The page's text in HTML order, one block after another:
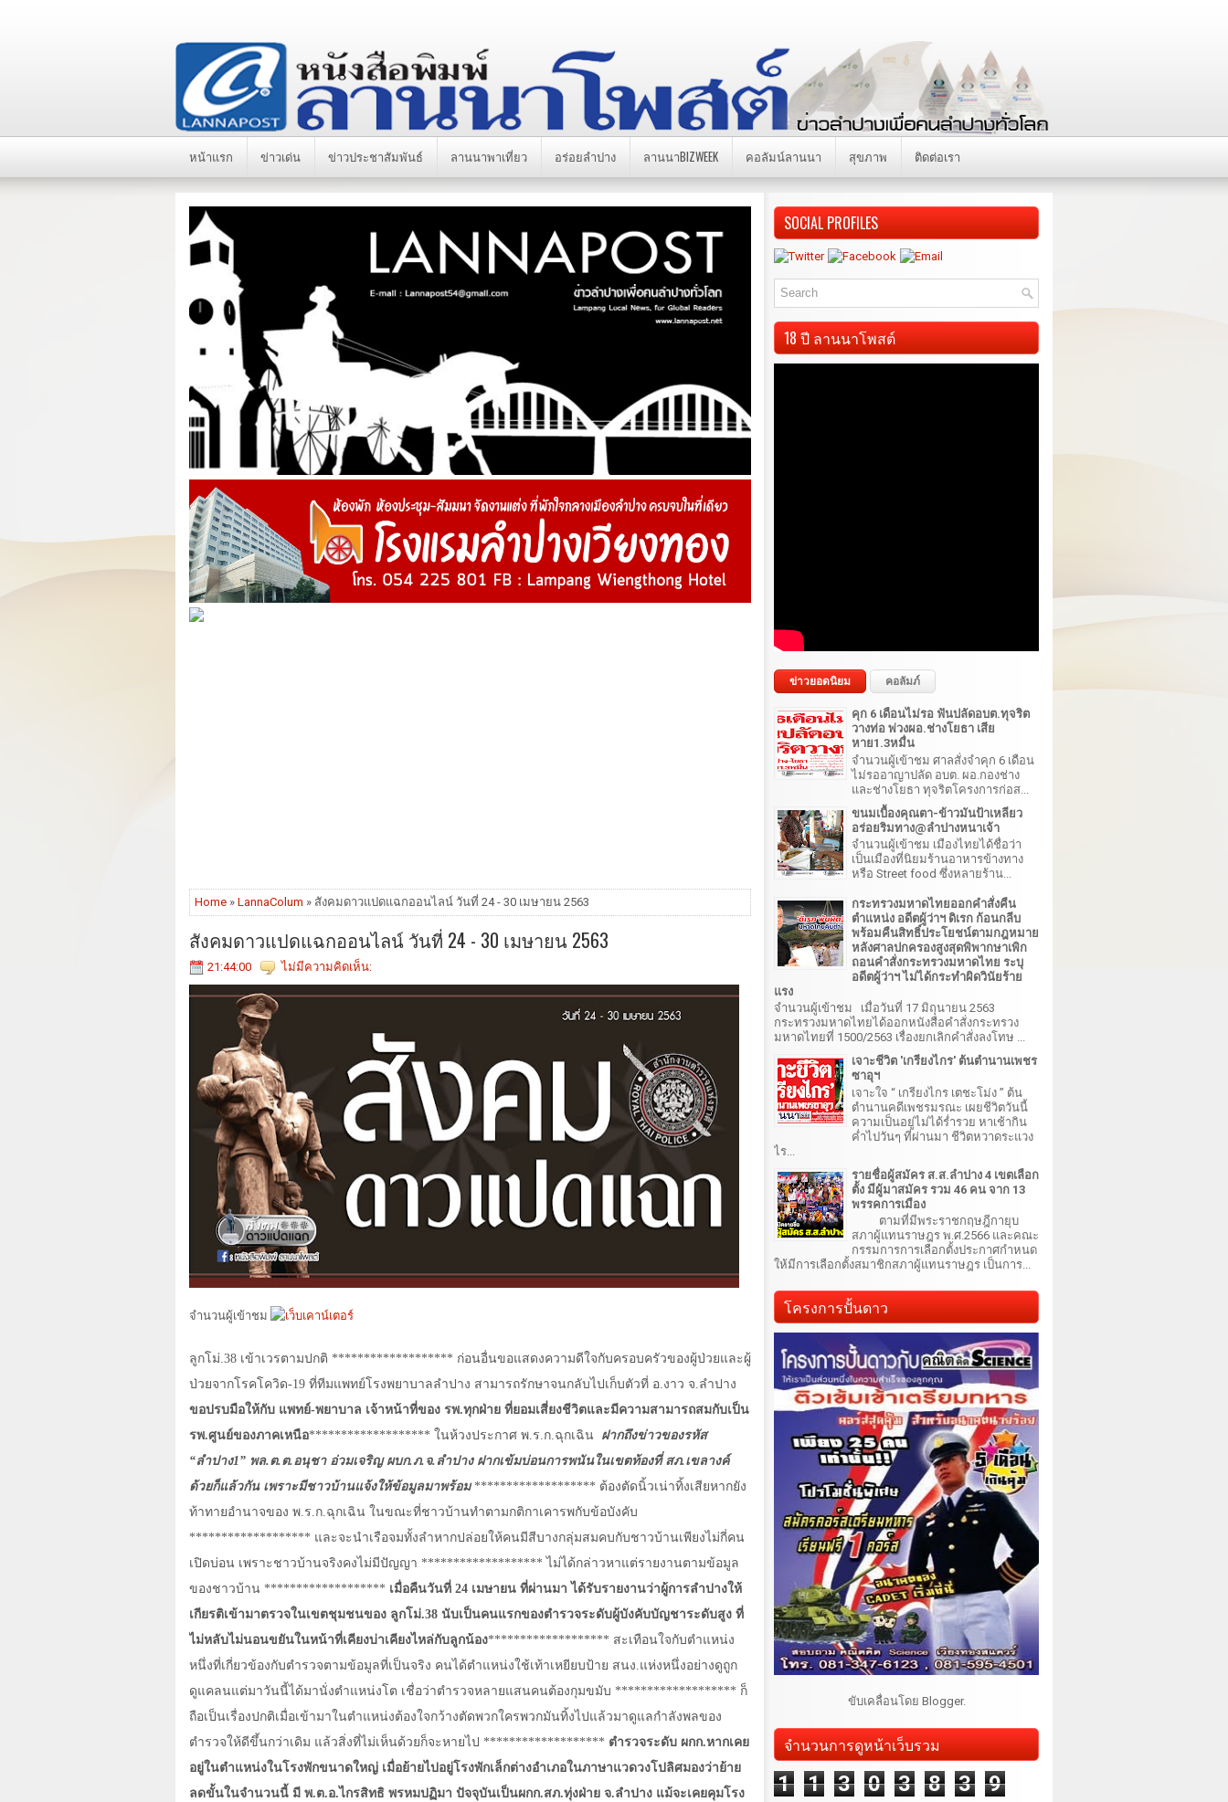
หน้าแรก ข่าวเด่น ข่าวประชาสัมพันธ์ ลานนาพาเที่ยว อร่อยลำปาง ลานนาBIZWEEK คอลัมน์ลานนา สุขภาพ ติดต่อเรา
Home » LannaColum » สังคมดาวแปดแฉกออนไลน์ วันที่ 24 - 30 เมษายน 2563
สังคมดาวแปดแฉกออนไลน์ วันที่ 24 - 30 เมษายน 2563
21:44:00 ไม่มีความคิดเห็น:
จำนวนผู้เข้าชม
ลูกโม่.38 เข้าเวรตามปกติ ******************* ก่อนอื่นขอแสดงความดีใจกับครอบครัวของผู้ป่วยและผู้
ป่วยจากโรคโควิด-19 ที่ทีมแพทย์โรงพยาบาลลำปาง สามารถรักษาจนกลับไปเก็บตัวที่ อ.งาว จ.ลำปาง
ขอปรบมือให้กับ แพทย์-พยาบาล เจ้าหน้าที่ของ รพ.ทุกฝ่าย ที่ยอมเสี่ยงชีวิตและมีความสามารถสมกับเป็น
รพ.ศูนย์ของภาคเหนือ******************* ในห้วงประกาศ พ.ร.ก.ฉุกเฉิน
ฝากถึงข่าวของรหัส
“ลำปาง1” พล.ต.ต.อนุชา อ่วมเจริญ ผบก.ภ.จ.ลำปาง ฝากเข้มบ่อนการพนันในเขตท้องที่ สภ.เขลางค์
ด้วยก็แล้วกัน เพราะมีชาวบ้านแจ้งให้ข้อมูลมาพร้อม******************* ต้องตัดนิ้วเน่าทิ้งเสียหากยัง
ท้าทายอำนาจของ พ.ร.ก.ฉุกเฉิน ในขณะที่ชาวบ้านทำตามกติกาเคารพกับข้อบังคับ
******************* และจะนำเรือจมทั้งลำหากปล่อยให้คนมีสีบางกลุ่มสมคบกับชาวบ้านเพียงไม่กี่คน
เปิดบ่อน เพราะชาวบ้านจริงคงไม่มีปัญญา ******************* ไม่ได้กล่าวหาแต่รายงานตามข้อมูล
ของชาวบ้าน ******************* เมื่อคืนวันที่ 24 เมษายน ที่ผ่านมา ได้รับรายงานว่าผู้การลำปางให้
เกียรติเข้ามาตรวจในเขตชุมชนของ ลูกโม่.38 นับเป็นคนแรกของตำรวจระดับผู้บังคับบัญชาระดับสูง ที่
ไม่หลับไม่นอนขยันในหน้าที่เคียงบ่าเคียงไหล่กับลูกน้อง******************* สะเทือนใจกับตำแหน่ง
หนึ่งที่เกี่ยวข้องกับตำรวจตามข้อมูลที่เป็นจริง คนได้ตำแหน่งใช้เท้าเหยียบป้าย สนง.แห่งหนึ่งอย่างดูถูก
ดูแคลนแต่มาวันนี้ได้มานั่งตำแหน่งโต เชื่อว่าตำรวจหลายแสนคนต้องกุมขมับ ******************* ก็
ถือเป็นเรื่องปกติเมื่อเข้ามาในตำแหน่งต้องใจกว้างตัดพวกใครพวกมันทิ้งไปแล้วมาดูแลกำลังพลของ
ตำรวจให้ดีขึ้นกว่าเดิม แล้วสิ่งที่ไม่เห็นด้วยก็จะหายไป ******************* ตำรวจระดับ ผกก.หากเคย
อยู่ในตำแหน่งในโรงพักขนาดใหญ่ เมื่อย้ายไปอยู่โรงพักเล็กต่างอำเภอในภาษาแวดวงโปลิศมองว่าย้าย
ลดขั้นในจำนวนนี้ มี พ.ต.อ.ไกรสิทธิ พรหมปฏิมา ปัจจุบันเป็นผกก.สภ.ทุ่งฝ่าย จ.ลำปาง แม้จะเคยคุมโรง
SOCIAL PROFILES
18 ปี ลานนาโพสต์
ข่าวยอดนิยม คอลัมภ์
คุก 6 เดือนไม่รอ ฟันปลัดอบต.ทุจริต
วางท่อ พ่วงผอ.ช่างโยธา เสีย
หาย1.3หมื่น
จำนวนผู้เข้าชม ศาลสั่งจำคุก 6 เดือน
ไม่รออาญาปลัด อบต. ผอ.กองช่าง
และช่างโยธา ทุจริตโครงการก่อส...
ขนมเบื้องคุณตา-ข้าวมันป้าเหลียว
อร่อยริมทาง@ลำปางหนาเจ้า
จำนวนผู้เข้าชม เมืองไทยได้ชื่อว่า
เป็นเมืองที่นิยมร้านอาหารข้างทาง
หรือ Street food ซึ่งหลายร้าน...
กระทรวงมหาดไทยออกคำสั่งคืน
ตำแหน่ง อดีตผู้ว่าฯ ดิเรก ก้อนกลีบ
พร้อมคืนสิทธิ์ประโยชน์ตามกฎหมาย
หลังศาลปกครองสูงสุดพิพากษาเพิก
ถอนคำสั่งกระทรวงมหาดไทย ระบุ
อดีตผู้ว่าฯ ไม่ได้กระทำผิดวินัยร้าย
แรง
จำนวนผู้เข้าชม เมื่อวันที่ 17 มิถุนายน 2563
กระทรวงมหาดไทยได้ออกหนังสือคำสั่งกระทรวง
มหาดไทยที่ 1500/2563 เรื่องยกเลิกคำสั่งลงโทษ ...
เจาะชีวิต 'เกรียงไกร' ต้นตำนานเพชร
ซาอุฯ
เจาะใจ “ เกรียงไกร เตชะโม่ง ” ต้น
ตำนานคดีเพชรมรณะ เผยชีวิตวันนี้
ความเป็นอยู่ไม่ได้ร่ำรวย หาเช้ากิน
ค่ำไปวันๆ ที่ผ่านมา ชีวิตหวาดระแวง
ไร...
รายชื่อผู้สมัคร ส.ส.ลำปาง 4 เขตเลือก
ตั้ง มีผู้มาสมัคร รวม 46 คน จาก 13
พรรคการเมือง
ตามที่มีพระราชกฤษฎีกายุบ
สภาผู้แทนราษฎร พ.ศ.2566 และคณะ
กรรมการการเลือกตั้งประกาศกำหนด
ให้มีการเลือกตั้งสมาชิกสภาผู้แทนราษฎร เป็นการ...
โครงการปั้นดาว
ขับเคลื่อนโดย Blogger.
จำนวนการดูหน้าเว็บรวม
1 1 3 0 3 8 3 9